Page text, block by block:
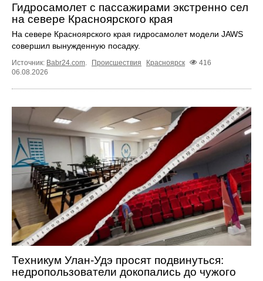
Гидросамолет с пассажирами экстренно сел
на севере Красноярского края
На севере Красноярского края гидросамолет модели JAWS
совершил вынужденную посадку.
Источник: Babr24.com. Происшествия Красноярск
416
06.08.2026
Техникум Улан-Удэ просят подвинуться:
недропользователи докопались до чужого